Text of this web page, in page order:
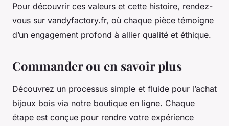
Pour découvrir ces valeurs et cette histoire, rendez-
vous sur vandyfactory.fr, où chaque pièce témoigne
d’un engagement profond à allier qualité et éthique.
Commander ou en savoir plus
Découvrez un processus simple et fluide pour l’achat
bijoux bois via notre boutique en ligne. Chaque
étape est conçue pour rendre votre expérience